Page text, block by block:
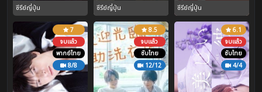
ซีรีย์ญี่ปุ่น ซีรีย์ญี่ปุ่น ซีรีย์ญี่ปุ่น
7
จบแล้ว
พากย์ไทย
8/8
8.5
จบแล้ว
ซับไทย
12/12
6.1
จบแล้ว
ซับไทย
4/4